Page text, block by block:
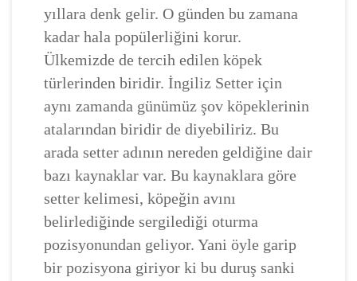
yıllara denk gelir. O günden bu zamana
kadar hala popülerliğini korur.
Ülkemizde de tercih edilen köpek
türlerinden biridir. İngiliz Setter için
aynı zamanda günümüz şov köpeklerinin
atalarından biridir de diyebiliriz. Bu
arada setter adının nereden geldiğine dair
bazı kaynaklar var. Bu kaynaklara göre
setter kelimesi, köpeğin avını
belirlediğinde sergilediği oturma
pozisyonundan geliyor. Yani öyle garip
bir pozisyona giriyor ki bu duruş sanki